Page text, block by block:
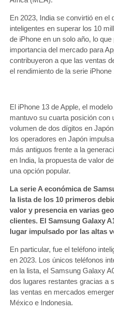
En 2023, India se convirtió en el
inteligentes en superar los 10
de iPhone en un solo año, lo
importancia del mercado para
contribuyeron a que las ventas
el rendimiento de la serie iPhone
El iPhone 13 de Apple, el
mantuvo su cuarta posición con
volumen de dos dígitos en
los operadores en Japón
más antiguos frente a la
en India, la propuesta de valor
una opción popular.
La serie A económica de
la lista de los 10 primeros
valor y presencia en varias
clientes. El Samsung Galaxy
lugar impulsado por las altas
En particular, fue el teléfono
en 2023. Los únicos teléfonos
en la lista, el Samsung Galaxy
dos lugares restantes gracias a
las ventas en mercados
México e Indonesia.